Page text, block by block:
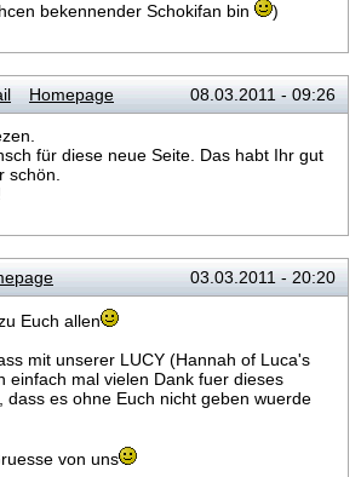
bekennender Schokifan bin
)
Homepage 08.03.2011 - 09:26
für diese neue Seite. Das habt Ihr gut
schön.
03.03.2011 - 20:20
Euch allen
mit unserer LUCY (Hannah of Luca's
einfach mal vielen Dank fuer dieses
dass es ohne Euch nicht geben wuerde
von uns